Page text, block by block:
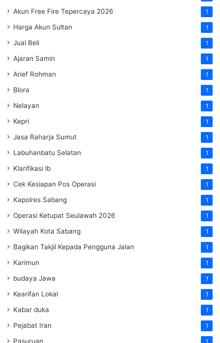
Akun Free Fire Tepercaya 2026 1
Harga Akun Sultan 1
Jual Beli 1
Ajaran Samin 1
Arief Rohman 1
Blora 1
Nelayan 1
Kepri 1
Jasa Raharja Sumut 1
Labuhanbatu Selatan 1
Klarifikasi lb 1
Cek Kesiapan Pos Operasi 1
Kapolres Sabang 1
Operasi Ketupat Seulawah 2026 1
Wilayah Kota Sabang 1
Bagikan Takjil Kepada Pengguna Jalan 1
Karimun 1
budaya Jawa 1
Kearifan Lokal 1
Kabar duka 1
Pejabat Iran 1
Pasuruan 1